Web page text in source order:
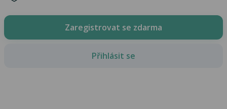
Zaregistrovat se zdarma
Přihlásit se